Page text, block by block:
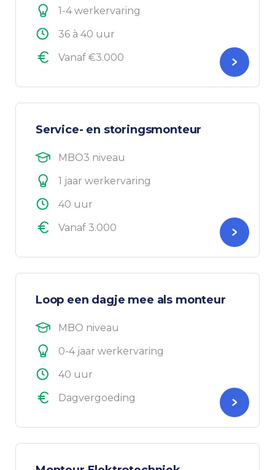
1-4 werkervaring
36 à 40 uur
Vanaf €3.000
Service- en storingsmonteur
MBO3 niveau
1 jaar werkervaring
40 uur
Vanaf 3.000
Loop een dagje mee als monteur
MBO niveau
0-4 jaar werkervaring
40 uur
Dagvergoeding